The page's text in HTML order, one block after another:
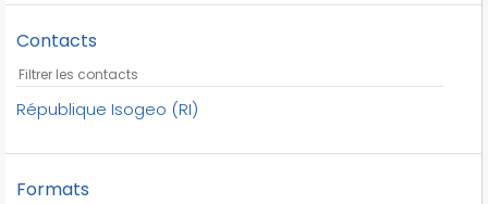
sports
stades
taekwondo
tir
Contacts
République Isogeo (RI)
Formats